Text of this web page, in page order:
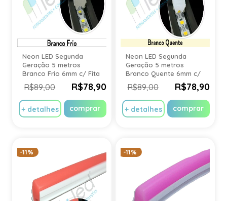
Neon LED Segunda
Geração 5 metros
Branco Frio 6mm c/ Fita
LED IP20
R$89,00 R$78,90
+ detalhes comprar
Neon LED Segunda
Geração 5 metros
Branco Quente 6mm c/
Fita LED IP20
R$89,00 R$78,90
+ detalhes comprar
-11% -11%